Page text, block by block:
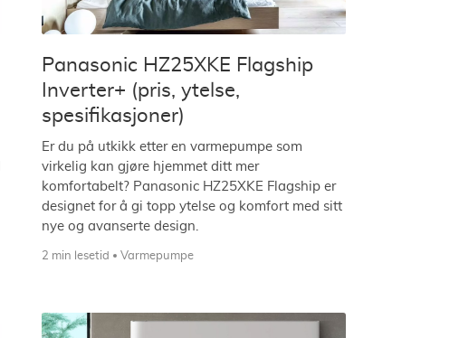
Panasonic HZ25XKE Flagship
Inverter+ (pris, ytelse,
spesifikasjoner)
Er du på utkikk etter en varmepumpe som
virkelig kan gjøre hjemmet ditt mer
komfortabelt? Panasonic HZ25XKE Flagship er
designet for å gi topp ytelse og komfort med sitt
nye og avanserte design.
2 min lesetid Varmepumpe